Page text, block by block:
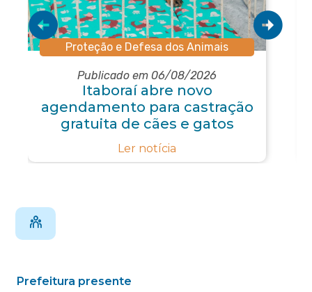
Proteção e Defesa dos Animais
Publicado em 06/08/2026
Itaboraí abre novo
agendamento para castração
gratuita de cães e gatos
Ler notícia
Prefeitura presente